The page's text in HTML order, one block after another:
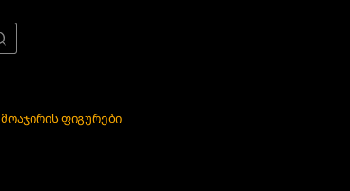
მოაჯირის ფიგურები